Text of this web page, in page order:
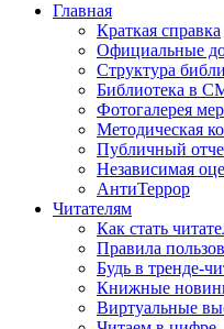
Главная
Краткая справка
Официальные
Структура
Библиотека в
Фотогалерея
Методическая
Публичный
Независимая
АнтиТеррор
Читателям
Как стать
Правила
Будь в тренде-
Книжные
Виртуальные